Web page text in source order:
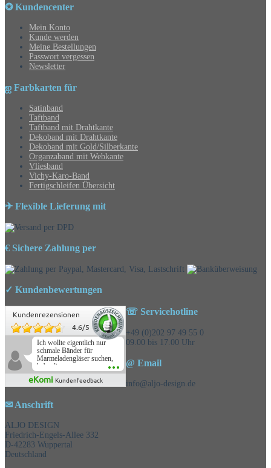
✪ Kundencenter
Mein Konto
Kunde werden
Meine Bestellungen
Passwort vergessen
Newsletter
ஐ Farbkarten für
Satinband
Taftband
Taftband mit Drahtkante
Dekoband mit Drahtkante
Dekoband mit Gold/Silberkante
Organzaband mit Webkante
Vliesband
Vichy-Karo-Band
Fertigschleifen Übersicht
✈ Flexible Lieferung mit
€ Sichere Zahlung per
✓ Kundenbewertungen
Kundenrezensionen
4.6/5
Ich wollte eigentlich nur
schmale Bänder für
Marmeladengläser suchen,
habe die
Überraschungsbänder
mitbestellt und war positiv
eKomi Kundenfeedback
☏ Servicehotline
+49 (0)202 97 49 55 0
09.00 bis 17.00 Uhr
@ Email
info@aljo-design.de
✉ Anschrift
ALJO DESIGN
Friedrich-Engels-Allee 332
D-42283 Wuppertal
Deutschland